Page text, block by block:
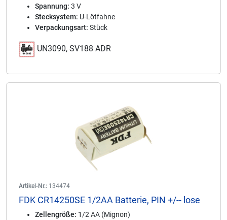
Spannung: 3 V
Stecksystem: U-Lötfahne
Verpackungsart: Stück
UN3090, SV188 ADR
Artikel-Nr.: 134474
FDK CR14250SE 1/2AA Batterie, PIN +/-- lose
Zellengröße: 1/2 AA (Mignon)